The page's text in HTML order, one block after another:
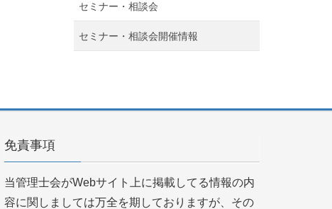
セミナー・相談会
セミナー・相談会開催情報
免責事項
当管理士会がWebサイト上に掲載してる情報の内
容に関しましては万全を期しておりますが、その